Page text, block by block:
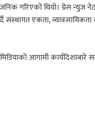
गरिएको थियो। ग्रेस न्युज
संस्थागत एकता,
आगामी कार्यदिशाबारे